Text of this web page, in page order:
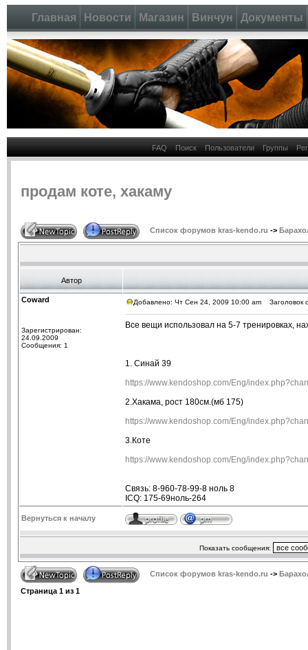
Главная Новости Магазин Винчун Документы
FAQ Поиск Пользователи Группы
продам коте, хакаму
Список форумов kras-kendo.ru ->
Автор
Coward
Зарегистрирован:
24.09.2009
Сообщения: 1
Добавлено: Чт Сен 24, 2009 10:00 am Заголовок
Все вещи использовал на 5-7 тренировках,
1. Синай 39
https://www.kendoshop.com/Eng/
2.Хакама, рост 180см.(мб 175)
https://www.kendoshop.com/Eng/
3.Коте
https://www.kendoshop.com/Eng/
Связь: 8-960-78-99-8 ноль 8
ICQ: 175-69ноль-264
Вернуться к началу
Показать сообщения:
Список форумов kras-kendo.ru ->
Страница 1 из 1